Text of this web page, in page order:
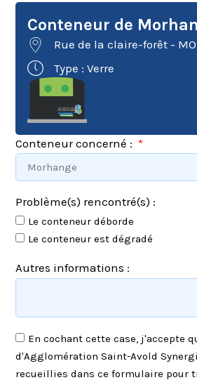
Conteneur de
Rue de la claire-forêt -
Type : Verre
Conteneur concerné :
Problème(s) rencontré(s) :
Le conteneur déborde
Le conteneur est dégradé
Autres informations :
En cochant cette case, j'accepte
d'Agglomération Saint-Avold
recueillies dans ce formulaire pour